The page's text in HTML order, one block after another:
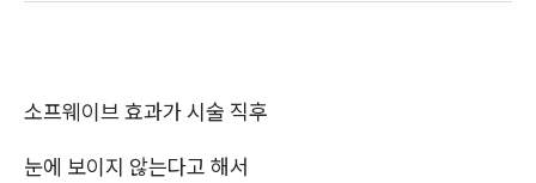
소프웨이브 효과가 시술 직후
눈에 보이지 않는다고 해서